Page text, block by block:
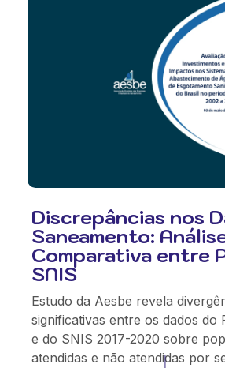
Discrepâncias nos
Saneamento:
Comparativa entre
SNIS
Estudo da Aesbe revela
significativas entre os dados do
e do SNIS 2017-2020 sobre
atendidas e não atendidas por